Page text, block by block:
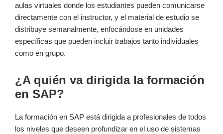
aulas virtuales donde ‌los estudiantes pueden comunicarse
directamente con el instructor, ‌y⁣ el material ‍de ⁢estudio se
distribuye semanalmente, enfocándose en unidades⁢
específicas que pueden incluir trabajos tanto individuales
como en⁢ grupo.
¿A⁢ quién va dirigida la ​formación
‍en​ SAP?
La formación en SAP ‍está dirigida a​ profesionales de todos
los niveles⁢ que deseen profundizar en el uso de​ sistemas